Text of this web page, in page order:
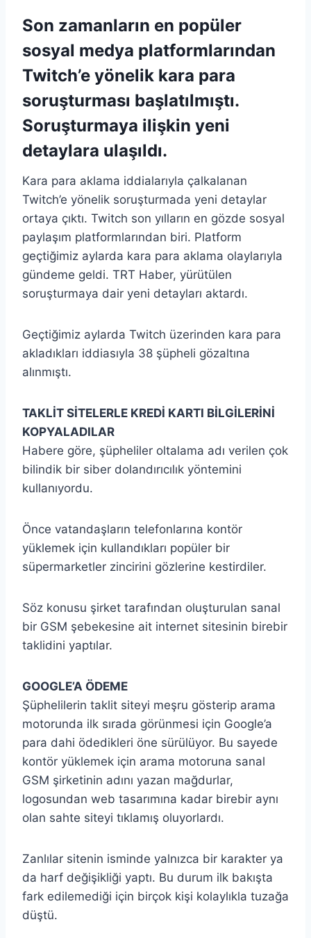
Son zamanların en popüler
sosyal medya platformlarından
Twitch’e yönelik kara para
soruşturması başlatılmıştı.
Soruşturmaya ilişkin yeni
detaylara ulaşıldı.
Kara para aklama iddialarıyla çalkalanan
Twitch’e yönelik soruşturmada yeni detaylar
ortaya çıktı. Twitch son yılların en gözde sosyal
paylaşım platformlarından biri. Platform
geçtiğimiz aylarda kara para aklama olaylarıyla
gündeme geldi. TRT Haber, yürütülen
soruşturmaya dair yeni detayları aktardı.
Geçtiğimiz aylarda Twitch üzerinden kara para
akladıkları iddiasıyla 38 şüpheli gözaltına
alınmıştı.
TAKLİT SİTELERLE KREDİ KARTI BİLGİLERİNİ
KOPYALADILAR
Habere göre, şüpheliler oltalama adı verilen çok
bilindik bir siber dolandırıcılık yöntemini
kullanıyordu.
Önce vatandaşların telefonlarına kontör
yüklemek için kullandıkları popüler bir
süpermarketler zincirini gözlerine kestirdiler.
Söz konusu şirket tarafından oluşturulan sanal
bir GSM şebekesine ait internet sitesinin birebir
taklidini yaptılar.
GOOGLE’A ÖDEME
Şüphelilerin taklit siteyi meşru gösterip arama
motorunda ilk sırada görünmesi için Google’a
para dahi ödedikleri öne sürülüyor. Bu sayede
kontör yüklemek için arama motoruna sanal
GSM şirketinin adını yazan mağdurlar,
logosundan web tasarımına kadar birebir aynı
olan sahte siteyi tıklamış oluyorlardı.
Zanlılar sitenin isminde yalnızca bir karakter ya
da harf değişikliği yaptı. Bu durum ilk bakışta
fark edilemediği için birçok kişi kolaylıkla tuzağa
düştü.